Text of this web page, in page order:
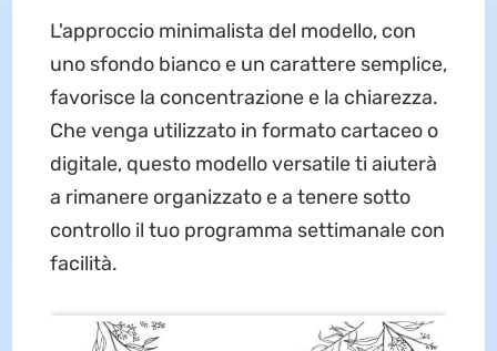
L'approccio minimalista del modello, con
uno sfondo bianco e un carattere semplice,
favorisce la concentrazione e la chiarezza.
Che venga utilizzato in formato cartaceo o
digitale, questo modello versatile ti aiuterà
a rimanere organizzato e a tenere sotto
controllo il tuo programma settimanale con
facilità.